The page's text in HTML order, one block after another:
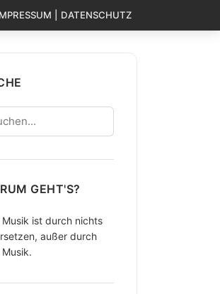
| DATENSCHUTZ
GEHT'S?
Musik ist durch nichts
außer durch